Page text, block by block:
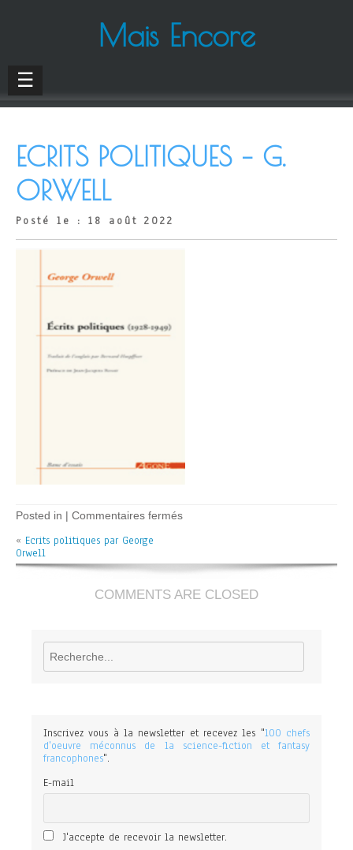
Mais Encore
☰
ECRITS POLITIQUES – G.
ORWELL
Posté le : 18 août 2022
Posted in | Commentaires ferméssur
G.
« Ecrits politiques par George
Orwell
COMMENTS ARE CLOSED
Rechercher
Inscrivez vous à la newsletter et recevez les "100 chefs
d'oeuvre méconnus de la science-fiction et fantasy
francophones".
E-mail
J'accepte de recevoir la newsletter.